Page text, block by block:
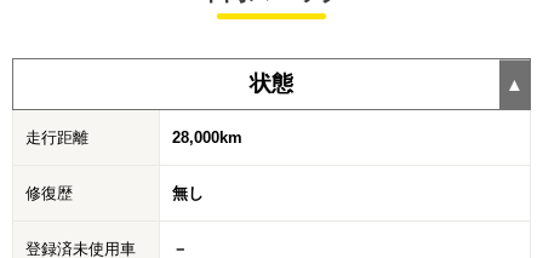
状態
走行距離 28,000km
修復歴 無し
登録済未使用車 －